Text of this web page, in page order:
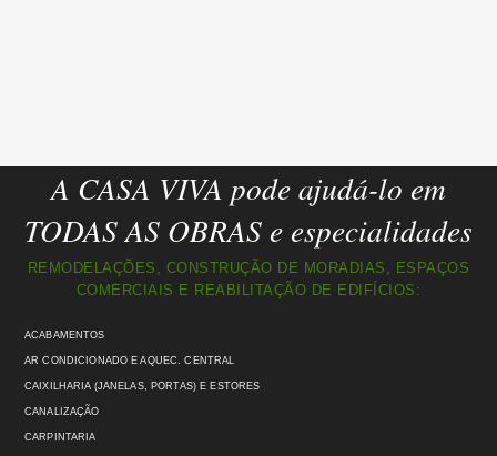
A CASA VIVA pode ajudá-lo em
TODAS AS OBRAS e especialidades
REMODELAÇÕES, CONSTRUÇÃO DE MORADIAS, ESPAÇOS
COMERCIAIS E REABILITAÇÃO DE EDIFÍCIOS:
ACABAMENTOS
AR CONDICIONADO E AQUEC. CENTRAL
CAIXILHARIA (JANELAS, PORTAS) E ESTORES
CANALIZAÇÃO
CARPINTARIA